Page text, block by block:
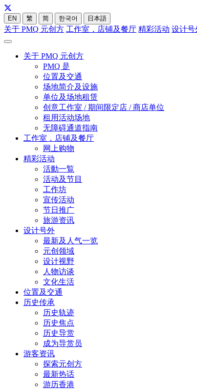
EN 繁 简 한국어 日本語
关于 PMQ 元创方 工作室，店铺及餐厅 精彩活动 设计号
关于 PMQ 元创方
PMQ 是
位置及交通
场地简介及设施
单位及场地租赁
创意工作室 / 期间限定店 / 商店单位
租用活动场地
无障碍通道指南
工作室，店铺及餐厅
网上购物
精彩活动
活動一覧
活动及节目
工作坊
宣传活动
节日推广
旅游资讯
设计号外
最新及人气一览
元创领域
设计视野
人物访谈
文化生活
位置及交通
历史传承
历史轨迹
历史焦点
历史导赏
成为导赏员
游客资讯
探索元创方
最新热话
游历香港